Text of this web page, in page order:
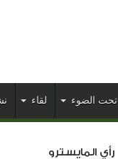
تحت الضوء لقاء
رأي المايسترو